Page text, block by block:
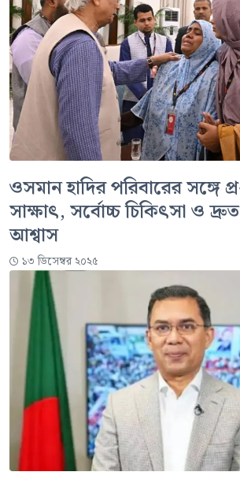
ওসমান হাদির পরিবারের সঙ্গে
সাক্ষাৎ, সর্বোচ্চ চিকিৎসা ও
আশ্বাস
১৩ ডিসেম্বর ২০২৫